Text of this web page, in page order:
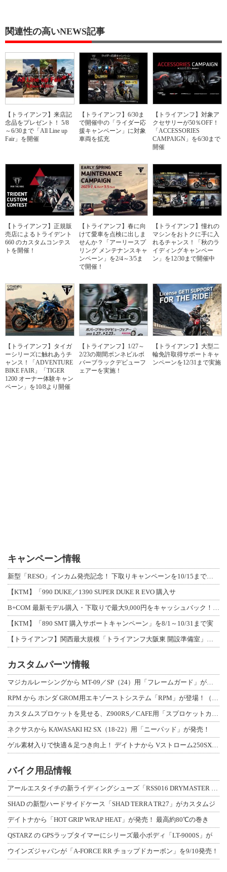
関連性の高いNEWS記事
【トライアンフ】来店記
念品をプレゼント！ 5/8
～6/30まで「All Line up
Fair」を開催
【トライアンフ】6/30ま
で開催中の「ライダー応
援キャンペーン」に対象
車両を拡充
【トライアンフ】対象ア
クセサリーが50％OFF！
「ACCESSORIES
CAMPAIGN」を6/30まで
開催
【トライアンフ】正規販
売店によるトライデント
660 のカスタムコンテス
トを開催！
【トライアンフ】春に向
けて愛車を点検に出しま
せんか？「アーリースプ
リング メンテナンスキャ
ンペーン」を2/4～3/5ま
で開催！
【トライアンフ】憧れの
マシンをおトクに手に入
れるチャンス！「秋のラ
イディングキャンペー
ン」を12/30まで開催中
【トライアンフ】タイガ
ーシリーズに触れあうチ
ャンス！「ADVENTURE
BIKE FAIR」「TIGER
1200 オーナー体験キャン
ペーン」を10/8より開催
【トライアンフ】1/27～
2/23の期間ボンネビルボ
バーブラックデビューフ
ェアーを実施！
【トライアンフ】大型二
輪免許取得サポートキャ
ンペーンを12/31まで実施
キャンペーン情報
【KTM】「990 DUKE／1390 SUPER DUKE R EVO 購入サ
【KTM】「890 SMT 購入サポートキャンペーン」を8/1～10/31まで実
カスタムパーツ情報
ネクサスから KAWASAKI H2 SX（18-22）用「ニーパッド」が発売！
バイク用品情報
SHAD の新型ハードサイドケース「SHAD TERRA TR27」がカスタムジ
デイトナから「HOT GRIP WRAP HEAT」が発売！ 最高約80℃の巻き
QSTARZ の GPSラップタイマーにシリーズ最小ボディ「LT-9000S」が
ウインズジャパンが「A-FORCE RR チョップドカーボン」を9/10発売！